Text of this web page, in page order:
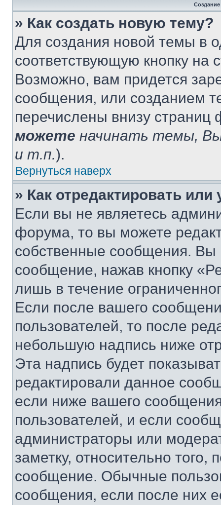
» Как создать новую тему?
Для создания новой темы в
соответствующую кнопку
Возможно, вам придется
сообщения, или созданием
перечислены внизу
можете начинать темы,
и т.п.).
Вернуться наверх
» Как отредактировать
Если вы не являетесь
форума, то вы можете
собственные сообщения. Вы
сообщение, нажав кнопку
лишь в течение
Если после вашего
пользователей, то после
небольшую надпись ниже
Эта надпись будет
редактировали данное
если ниже вашего
пользователей, и если
администраторы или
заметку, относительно
сообщение. Обычные
сообщения, если после них